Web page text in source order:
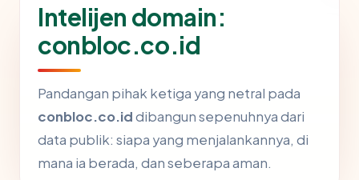
Intelijen domain:
conbloc.co.id
Pandangan pihak ketiga yang netral pada
conbloc.co.iddibangun sepenuhnya dari
data publik: siapa yang menjalankannya, di
mana ia berada, dan seberapa aman.